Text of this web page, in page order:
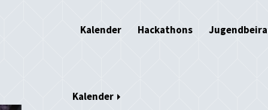
Kalender Hackathons
Kalender